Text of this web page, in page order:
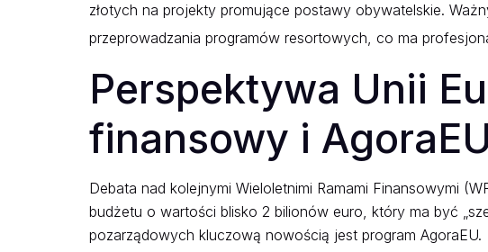
złotych na projekty promujące postawy obywatelskie.
przeprowadzania programów resortowych, co ma
Perspektywa Unii
finansowy i AgoraEU
Debata nad kolejnymi Wieloletnimi Ramami Finansowymi
budżetu o wartości blisko 2 bilionów euro, który ma być
pozarządowych kluczową nowością jest program AgoraEU.